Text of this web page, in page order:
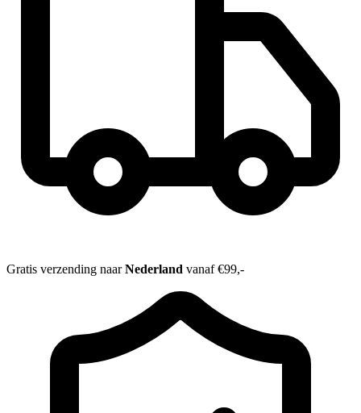
Gratis verzending naarNederland vanaf €99,-